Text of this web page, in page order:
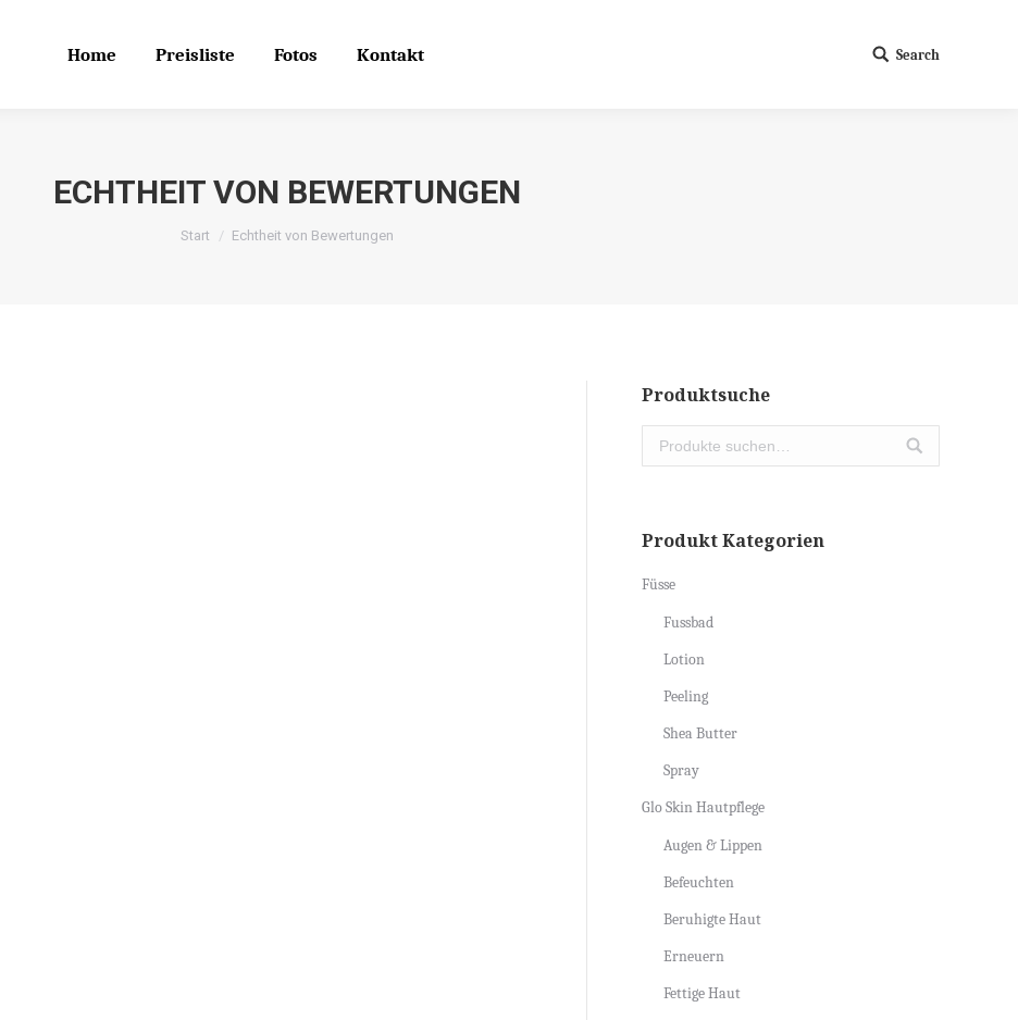
Home Preisliste Fotos Kontakt Search:
Search
ECHTHEIT VON BEWERTUNGEN
Sie befinden sich hier:
Start Echtheit von Bewertungen
Produktsuche
Produkt Kategorien
Füsse
Fussbad
Lotion
Peeling
Shea Butter
Spray
Glo Skin Hautpflege
Augen & Lippen
Befeuchten
Beruhigte Haut
Erneuern
Fettige Haut